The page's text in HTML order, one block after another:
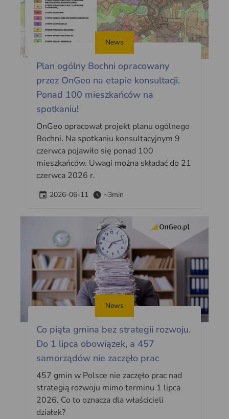
News
Plan ogólny Bochni opracowany
przez OnGeo na etapie konsultacji.
Ponad 100 mieszkańców na
spotkaniu!
OnGeo opracował projekt planu ogólnego
Bochni. Na spotkaniu konsultacyjnym 9
czerwca pojawiło się ponad 100
mieszkańców. Uwagi można składać do 21
czerwca 2026 r.
2026-06-11 ~3min
News
Co piąta gmina bez strategii rozwoju.
Do 1 lipca obowiązek, a 457
samorządów nie zaczęło prac
457 gmin w Polsce nie zaczęło prac nad
strategią rozwoju mimo terminu 1 lipca
2026. Co to oznacza dla właścicieli
działek?